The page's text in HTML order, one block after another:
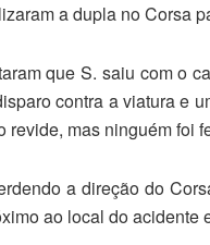
a dupla no Corsa
que S. saiu com o
contra a viatura e
revide, mas ninguém foi
a direção do
ao local do acidente